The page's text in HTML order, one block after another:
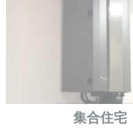
集合住宅